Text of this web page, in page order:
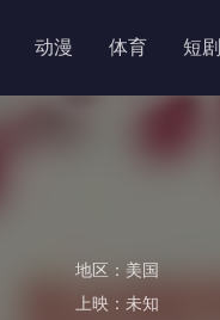
动漫 体育 短剧
地区： 美国
上映： 未知